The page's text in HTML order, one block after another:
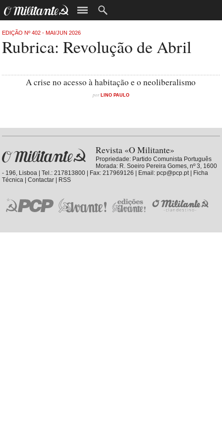
EDIÇÃO Nº 402 - MAI/JUN 2026
Rubrica: Revolução de Abril
A crise no acesso à habitação e o neoliberalismo
porLINO PAULO
Revista «O Militante»
Propriedade: Partido Comunista Português
Morada: R. Soeiro Pereira Gomes, nº 3, 1600
- 196, Lisboa | Tel.: 217813800 | Fax: 217969126 | Email: pcp@pcp.pt |
Ficha
Técnica |Contactar RSS